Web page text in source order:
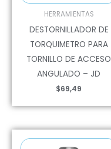
HERRAMIENTAS
DESTORNILLADOR DE
TORQUIMETRO PARA
TORNILLO DE ACCESO
ANGULADO – JD
$69,49